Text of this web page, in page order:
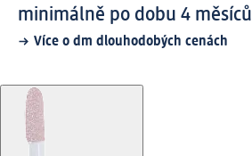
minimálně po dobu 4 měsíců
Více o dm dlouhodobých cenách